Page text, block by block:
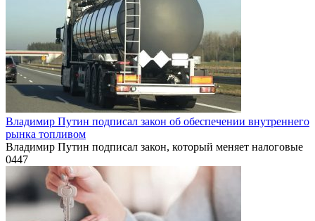
Владимир Путин подписал закон об обеспечении внутреннего
рынка топливом
Владимир Путин подписал закон, который меняет налоговые
0447